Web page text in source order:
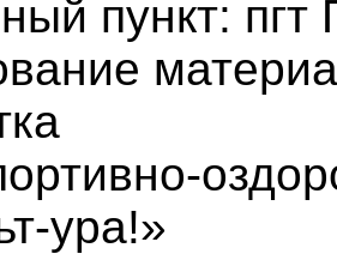
пункт:
ура!»